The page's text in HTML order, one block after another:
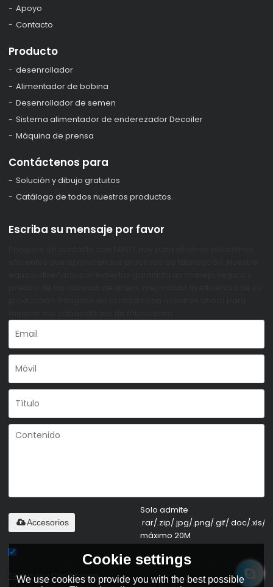
Apoyo
Contacto
Producto
desenrollador
Alimentador de bobina
Desenrollador de semen
Sistema alimentador de enderezador Decoiler
Máquina de prensa
Contáctenos para
Solución y dibujo gratuitos
Catálogo de todos nuestros productos.
Escriba su mensaje por favor
Solo admite
.rar/.zip/.jpg/.png/.gif/.doc/.xls/
máximo 20M
Accesorios
He leido y acepto los Términos y Condiciones de este servicio,
Términos y Condiciones
Cookie settings
We use cookies to provide you with the best possible